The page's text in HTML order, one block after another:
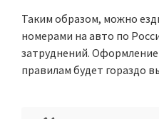
Таким образом, можно
номерами на авто по
затруднений.
правилам будет гораздо